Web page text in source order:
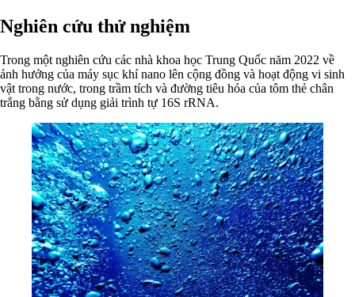
Nghiên cứu thử nghiệm
Trong một nghiên cứu các nhà khoa học Trung Quốc năm 2022 về
ảnh hưởng của máy sục khí nano lên cộng đồng và hoạt động vi sinh
vật trong nước, trong trầm tích và đường tiêu hóa của tôm thẻ chân
trắng bằng sử dụng giải trình tự 16S rRNA.